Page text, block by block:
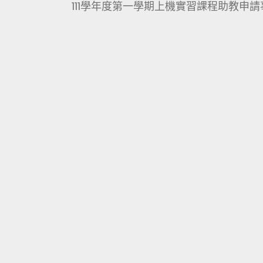
111學年度第一學期上機實習課程助教申